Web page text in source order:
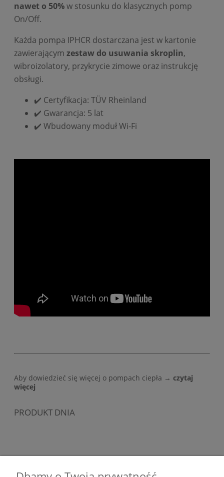
nawet o 50%w stosunku do klasycznych pomp
On/Off.
Każda pompa IPHCR dostarczana jest w kartonie
zawierającym zestaw do usuwania skroplin,
wibroizolatory, przykrycie zimowe oraz instrukcję
obsługi.
✔️ Certyfikacja: TÜV Rheinland
✔️ Gwarancja: 5 lat
✔️ Wbudowany moduł Wi-Fi
Aby dowiedzieć się więcej o pompach ciepła → czytaj
więcej
PRODUKT DNIA